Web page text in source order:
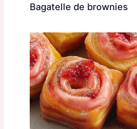
Bagatelle de brownies